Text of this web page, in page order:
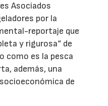
Asociados
por la
reportaje que
y rigurosa“ de
como es la pesca
además, una
de